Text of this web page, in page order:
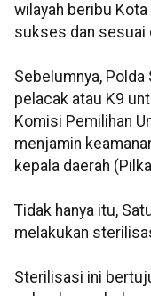
wilayah beribu
sukses dan sesuai
Sebelumnya,
pelacak atau K9
Komisi Pemilihan
menjamin
kepala daerah
Tidak hanya itu,
melakukan
Sterilisasi ini